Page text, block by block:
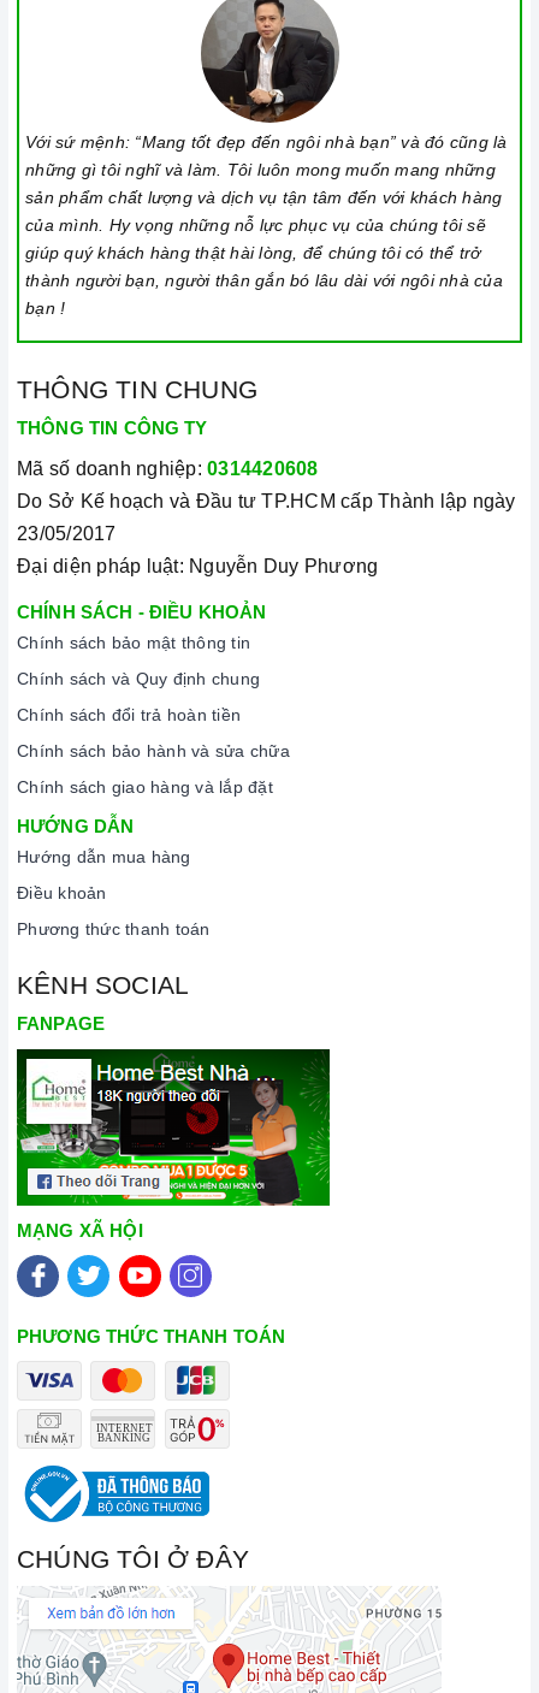
Với sứ mệnh: “Mang tốt đẹp đến ngôi nhà bạn” và đó cũng là
những gì tôi nghĩ và làm. Tôi luôn mong muốn mang những
sản phẩm chất lượng và dịch vụ tận tâm đến với khách hàng
của mình. Hy vọng những nỗ lực phục vụ của chúng tôi sẽ
giúp quý khách hàng thật hài lòng, để chúng tôi có thể trở
thành người bạn, người thân gắn bó lâu dài với ngôi nhà của
bạn !
THÔNG TIN CHUNG
THÔNG TIN CÔNG TY
Mã số doanh nghiệp: 0314420608
Do Sở Kế hoạch và Đầu tư TP.HCM cấp Thành lập ngày
23/05/2017
Đại diện pháp luật: Nguyễn Duy Phương
CHÍNH SÁCH - ĐIỀU KHOẢN
Chính sách bảo mật thông tin
Chính sách và Quy định chung
Chính sách đổi trả hoàn tiền
Chính sách bảo hành và sửa chữa
Chính sách giao hàng và lắp đặt
HƯỚNG DẪN
Hướng dẫn mua hàng
Điều khoản
Phương thức thanh toán
KÊNH SOCIAL
FANPAGE
MẠNG XÃ HỘI
PHƯƠNG THỨC THANH TOÁN
CHÚNG TÔI Ở ĐÂY